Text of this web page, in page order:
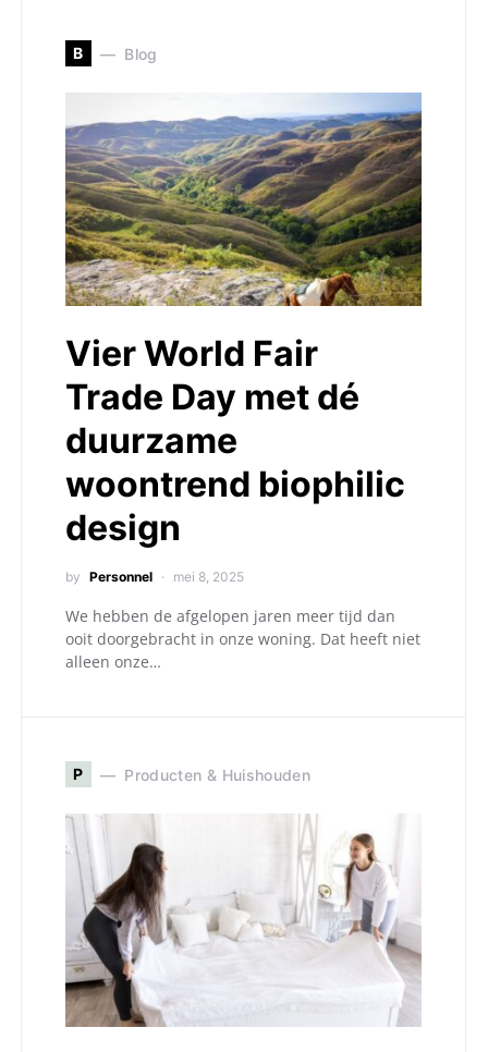
B Blog
Vier World Fair
Trade Day met dé
duurzame
woontrend biophilic
design
by Personnel mei 8, 2025
We hebben de afgelopen jaren meer tijd dan
ooit doorgebracht in onze woning. Dat heeft niet
alleen onze…
P Producten & Huishouden